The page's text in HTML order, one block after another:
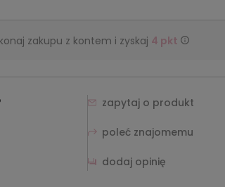
zakupu z kontem i zyskaj 4 pkt
zapytaj o produkt
poleć znajomemu
dodaj opinię